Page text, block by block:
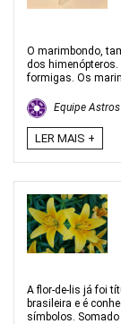
O marimbondo,
dos himenópteros.
formigas. Os
Equipe
LER MAIS +
A flor-de-lis já foi
brasileira e é
símbolos. Somado